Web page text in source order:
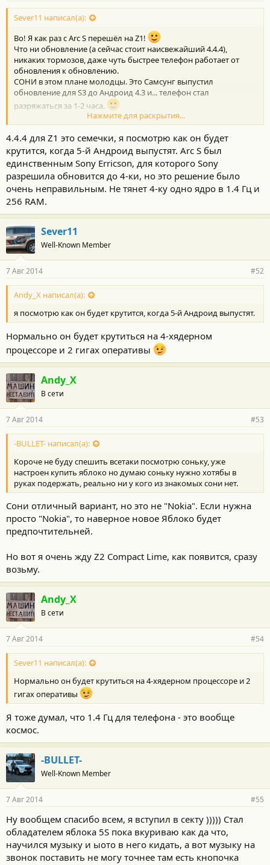
Sever11 написал(а):
Во! Я как раз с Arc S перешёл на Z1!
Что ни обновление (а сейчас стоит наисвежайший 4.4.4),
никаких тормозов, даже чуть быстрее телефон работает от
обновления к обновлению.
СОНИ в этом плане молодцы. Это Самсунг выпустил
обновление для S3 до Андроид 4.3 и... телефон стал
разряжаться за 1-2 часа.
Самсунг тормознул через пару дней обновление, и только
Нажмите для раскрытия...
4.4.4 для Z1 это семечки, я посмотрю как он будет
крутится, когда 5-й Андроид выпустят. Arc S был
единственным Sony Erricson, для которого Sony
разрешила обновится до 4-ки, но это решение было
очень неправильным. Не тянет 4-ку одно ядро в 1.4 Гц и
256 RAM.
Sever11
Well-Known Member
7 Авг 2014 #52
Andy_X написал(а):
я посмотрю как он будет крутится, когда 5-й Андроид выпустят.
Нормально он будет крутиться на 4-хядерном
процессоре и 2 гигах оперативы
Andy_X
В сети
7 Авг 2014 #53
-BULLET- написал(а):
Короче не буду спешить всетаки посмотрю соньку, уже
настроен купить яблоко но думаю соньку нужно хотябы в
руках подержать, реально ни у кого из знакомых сони нет.
Сони отличный вариант, но это не "Nokia". Если нужна
просто "Nokia", то наверное новое Яблоко будет
предпочтительней.
Но вот я очень жду Z2 Compact Lime, как появится, сразу
возьму.
Andy_X
В сети
7 Авг 2014 #54
Sever11 написал(а):
Нормально он будет крутиться на 4-хядерном процессоре и 2
гигах оперативы
Я тоже думал, что 1.4 Гц для телефона - это вообще
космос.
-BULLET-
Well-Known Member
7 Авг 2014 #55
Ну вообщем спасибо всем, я вступил в секту ))))) Стал
обладателем яблока 5S пока вкуриваю как да что,
научился музыку и ыото в него кидать, а вот музыку на
звонок поставить не могу точнее там есть кнопочка